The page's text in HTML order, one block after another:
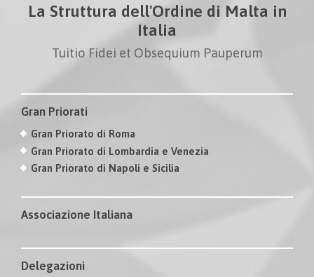
La Struttura dell'Ordine di Malta in
Italia
Tuitio Fidei et Obsequium Pauperum
Gran Priorati
Gran Priorato di Roma
Gran Priorato di Lombardia e Venezia
Gran Priorato di Napoli e Sicilia
Associazione Italiana
Delegazioni